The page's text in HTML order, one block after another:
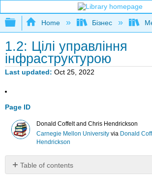
Expand/collapse global
Home Бізнес
1.2: Цілі управління
інфраструктурою
Last updated Oct 25, 2022
Page ID
Donald Coffelt and Chris Hendrickson
Carnegie Mellon Universityvia Donald
Hendrickson
Table of contents
No